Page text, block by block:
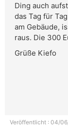
Ding auch
das Tag für
am Gebäude,
raus. Die 300
Grüße Kiefo
Veröffentlicht : 04/